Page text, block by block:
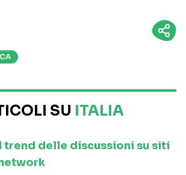
SU ITALIA
trend delle discussioni su siti